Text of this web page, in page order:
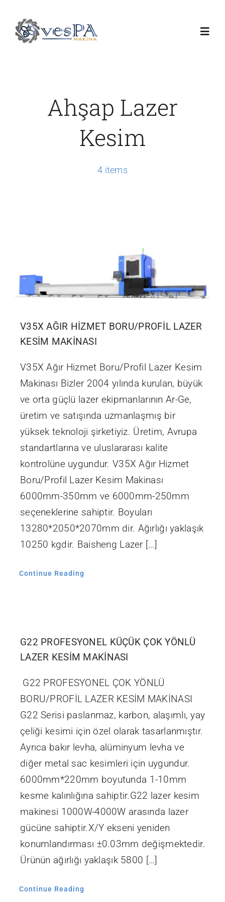
content
ÜrünlerimizAhşap Lazer
Kesim
4 items
V35X AĞIR HİZMET BORU/PROFİL LAZER
KESİM MAKİNASI
V35X Ağır Hizmet Boru/Profil Lazer Kesim
Makinası Bizler 2004 yılında kurulan, büyük
ve orta güçlü lazer ekipmanlarının Ar-Ge,
üretim ve satışında uzmanlaşmış bir
yüksek teknoloji şirketiyiz. Üretim, Avrupa
standartlarına ve uluslararası kalite
kontrolüne uygundur. V35X Ağır Hizmet
Boru/Profil Lazer Kesim Makinası
6000mm-350mm ve 6000mm-250mm
seçeneklerine sahiptir. Boyuları
13280*2050*2070mm dir. Ağırlığı yaklaşık
10250 kgdir. Baisheng Lazer […]
Continue Reading
G22 PROFESYONEL KÜÇÜK ÇOK YÖNLÜ
LAZER KESİM MAKİNASI
G22 PROFESYONEL ÇOK YÖNLÜ
BORU/PROFİL LAZER KESİM MAKİNASI
G22 Serisi paslanmaz, karbon, alaşımlı, yay
çeliği kesimi için özel olarak tasarlanmıştır.
Ayrıca bakır levha, alüminyum levha ve
diğer metal sac kesimleri için uygundur.
6000mm*220mm boyutunda 1-10mm
kesme kalınlığına sahiptir.G22 lazer kesim
makinesi 1000W-4000W arasında lazer
gücüne sahiptir.X/Y ekseni yeniden
konumlandırması ±0.03mm değişmektedir.
Ürünün ağırlığı yaklaşık 5800 […]
Continue Reading